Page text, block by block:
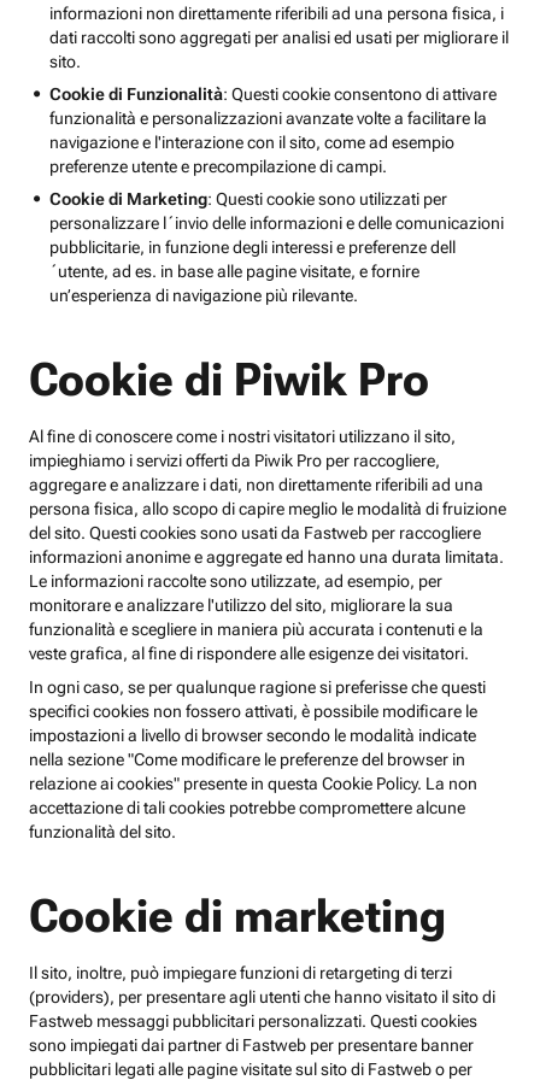
informazioni non direttamente riferibili ad una persona fisica, i
dati raccolti sono aggregati per analisi ed usati per migliorare il
sito.
Cookie di Funzionalità: Questi cookie consentono di attivare
funzionalità e personalizzazioni avanzate volte a facilitare la
navigazione e l'interazione con il sito, come ad esempio
preferenze utente e precompilazione di campi.
Cookie di Marketing: Questi cookie sono utilizzati per
personalizzare l´invio delle informazioni e delle comunicazioni
pubblicitarie, in funzione degli interessi e preferenze dell
´utente, ad es. in base alle pagine visitate, e fornire
un’esperienza di navigazione più rilevante.
Cookie di Piwik Pro
Al fine di conoscere come i nostri visitatori utilizzano il sito,
impieghiamo i servizi offerti da Piwik Pro per raccogliere,
aggregare e analizzare i dati, non direttamente riferibili ad una
persona fisica, allo scopo di capire meglio le modalità di fruizione
del sito. Questi cookies sono usati da Fastweb per raccogliere
informazioni anonime e aggregate ed hanno una durata limitata.
Le informazioni raccolte sono utilizzate, ad esempio, per
monitorare e analizzare l'utilizzo del sito, migliorare la sua
funzionalità e scegliere in maniera più accurata i contenuti e la
veste grafica, al fine di rispondere alle esigenze dei visitatori.
In ogni caso, se per qualunque ragione si preferisse che questi
specifici cookies non fossero attivati, è possibile modificare le
impostazioni a livello di browser secondo le modalità indicate
nella sezione "Come modificare le preferenze del browser in
relazione ai cookies" presente in questa Cookie Policy. La non
accettazione di tali cookies potrebbe compromettere alcune
funzionalità del sito.
Cookie di marketing
Il sito, inoltre, può impiegare funzioni di retargeting di terzi
(providers), per presentare agli utenti che hanno visitato il sito di
Fastweb messaggi pubblicitari personalizzati. Questi cookies
sono impiegati dai partner di Fastweb per presentare banner
pubblicitari legati alle pagine visitate sul sito di Fastweb o per